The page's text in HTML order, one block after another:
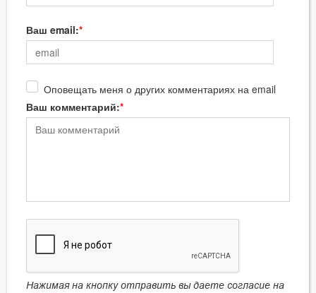
Ваш email:
Оповещать меня о других комментариях на email
Ваш комментарий:
Нажимая на кнопку отправить вы даете согласие на